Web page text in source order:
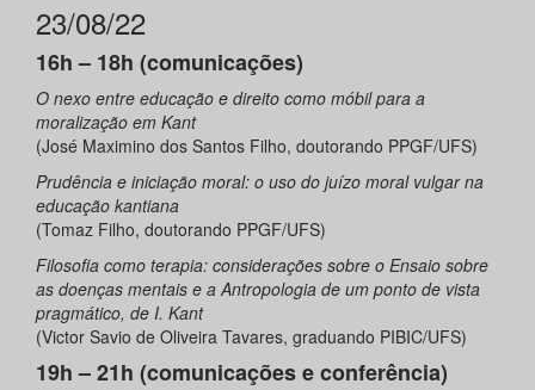
23/08/22
16h – 18h (comunicações)
O nexo entre educação e direito como móbil para a
moralização em Kant
(José Maximino dos Santos Filho, doutorando PPGF/UFS)
Prudência e iniciação moral: o uso do juízo moral vulgar na
educação kantiana
(Tomaz Filho, doutorando PPGF/UFS)
Filosofia como terapia: considerações sobre o Ensaio sobre
as doenças mentais e a Antropologia de um ponto de vista
pragmático, de I. Kant
(Victor Savio de Oliveira Tavares, graduando PIBIC/UFS)
19h – 21h (comunicações e conferência)